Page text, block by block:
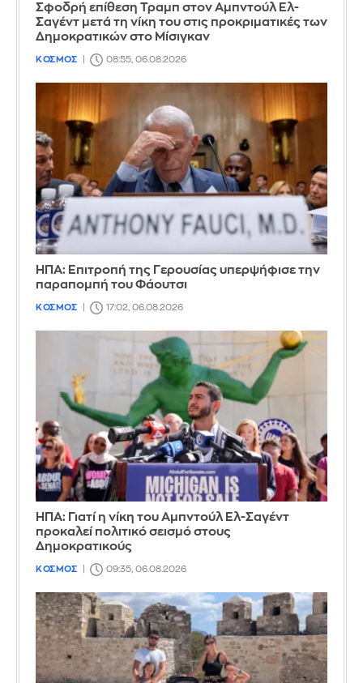
Σφοδρή επίθεση Τραμπ στον Αμπντούλ Ελ-
Σαγέντ μετά τη νίκη του στις προκριματικές των
Δημοκρατικών στο Μίσιγκαν
ΚΟΣΜΟΣ 08:55, 06.08.2026
ΗΠΑ: Επιτροπή της Γερουσίας υπερψήφισε την
παραπομπή του Φάουτσι
ΚΟΣΜΟΣ 17:02, 06.08.2026
ΗΠΑ: Γιατί η νίκη του Αμπντούλ Ελ-Σαγέντ
προκαλεί πολιτικό σεισμό στους
Δημοκρατικούς
ΚΟΣΜΟΣ 09:35, 06.08.2026